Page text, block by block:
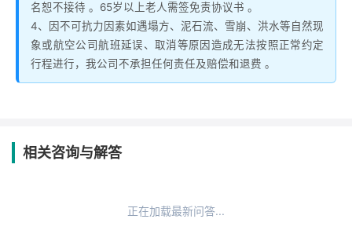
名恕不接待 。65岁以上老人需签免责协议书 。
4、因不可抗力因素如遇塌方、泥石流、雪崩、洪水等自然现
象或航空公司航班延误、取消等原因造成无法按照正常约定
行程进行，我公司不承担任何责任及赔偿和退费 。
相关咨询与解答
正在加载最新问答...